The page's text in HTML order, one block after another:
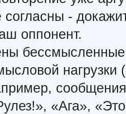
-
оппонент.
«Ага»,